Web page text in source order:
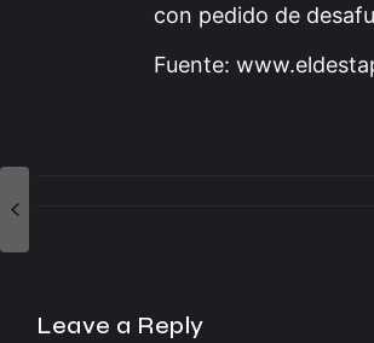
con pedido de
Fuente:
Leave a Reply